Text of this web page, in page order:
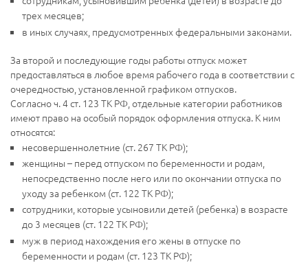
трех месяцев;
в иных случаях, предусмотренных федеральными законами.
За второй и последующие годы работы отпуск может
предоставляться в любое время рабочего года в соответствии с
очередностью, установленной графиком отпусков.
Согласно ч. 4 ст. 123 ТК РФ, отдельные категории работников
имеют право на особый порядок оформления отпуска. К ним
относятся:
несовершеннолетние (ст. 267 ТК РФ);
женщины – перед отпуском по беременности и родам,
непосредственно после него или по окончании отпуска по
уходу за ребенком (ст. 122 ТК РФ);
сотрудники, которые усыновили детей (ребенка) в возрасте
до 3 месяцев (ст. 122 ТК РФ);
муж в период нахождения его жены в отпуске по
беременности и родам (ст. 123 ТК РФ);